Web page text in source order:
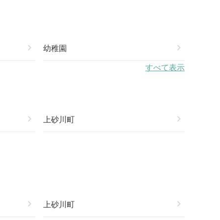
chevron_right 幼稚園 chevron_right
すべて表示
chevron_right 上砂川町 chevron_right
chevron_right 上砂川町 chevron_right